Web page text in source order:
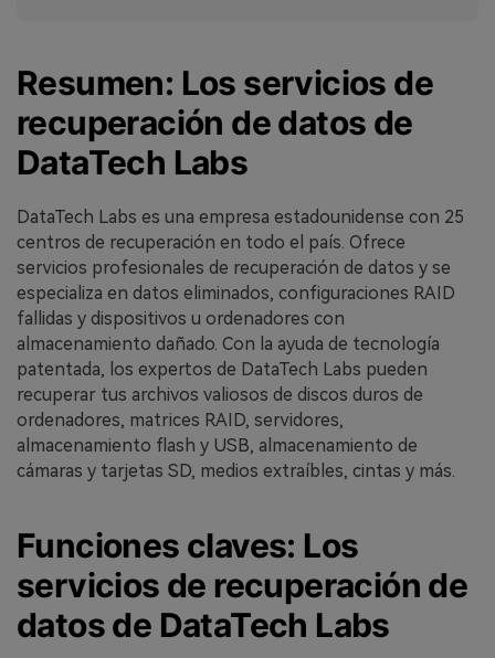
Resumen: Los servicios de
recuperación de datos de
DataTech Labs
DataTech Labs es una empresa estadounidense con 25
centros de recuperación en todo el país. Ofrece
servicios profesionales de recuperación de datos y se
especializa en datos eliminados, configuraciones RAID
fallidas y dispositivos u ordenadores con
almacenamiento dañado. Con la ayuda de tecnología
patentada, los expertos de DataTech Labs pueden
recuperar tus archivos valiosos de discos duros de
ordenadores, matrices RAID, servidores,
almacenamiento flash y USB, almacenamiento de
cámaras y tarjetas SD, medios extraíbles, cintas y más.
Funciones claves: Los
servicios de recuperación de
datos de DataTech Labs